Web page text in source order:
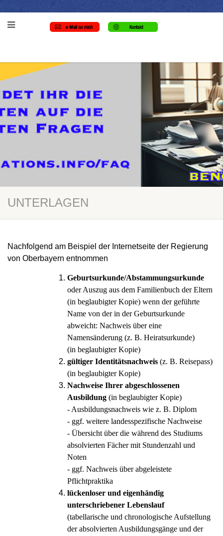
UNTERLAGEN
Nachfolgend am Beispiel der Internetseite der Regierung
von Oberbayern entnommen
Geburtsurkunde/Abstammungsurkunde
oder Auszug aus dem Familienbuch der Eltern
(in beglaubigter Kopie) wenn der geführte
Name von der in der Geburtsurkunde
abweicht: Nachweis über eine
Namensänderung (z. B. Heiratsurkunde)
(in beglaubigter Kopie)
gültiger Identitätsnachweis (z. B. Reisepass)
(in beglaubigter Kopie)
Nachweise Ihrer abgeschlossenen
Ausbildung (in beglaubigter Kopie)
- Ausbildungsnachweis wie z. B. Diplom
- ggf. weitere landesspezifische Nachweise
- Übersicht über die während des Studiums
absolvierten Fächer mit Stundenzahl und
Noten
- ggf. Nachweis über abgeleistete
Pflichtpraktika
lückenloser und eigenhändig
unterschriebener Lebenslauf
(tabellarische und chronologische Aufstellung
der absolvierten Ausbildungsgänge und der